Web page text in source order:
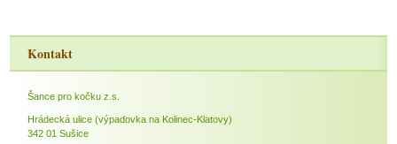
Kontakt
Šance pro kočku z.s.
Hrádecká ulice (výpadovka na Kolinec-Klatovy)
342 01 Sušice